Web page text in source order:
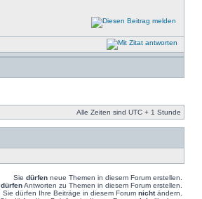
Alle Zeiten sind UTC + 1 Stunde
Sie dürfen neue Themen in diesem Forum erstellen.
dürfenAntworten zu Themen in diesem Forum erstellen.
Sie dürfen Ihre Beiträge in diesem Forum nichtändern.